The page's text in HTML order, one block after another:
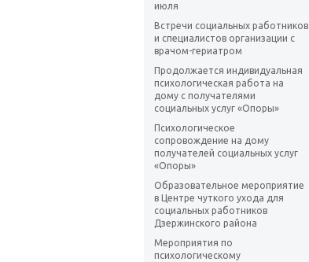
июля
Встречи социальных работников
и специалистов организации с
врачом-гериатром
Продолжается индивидуальная
психологическая работа на
дому с получателями
социальных услуг «Опоры»
Психологическое
сопровождение на дому
получателей социальных услуг
«Опоры»
Образовательное мероприятие
в Центре чуткого ухода для
социальных работников
Дзержинского района
Мероприятия по
психологическому